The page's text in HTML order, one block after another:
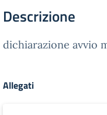
Descrizione
dichiarazione avvio
Allegati